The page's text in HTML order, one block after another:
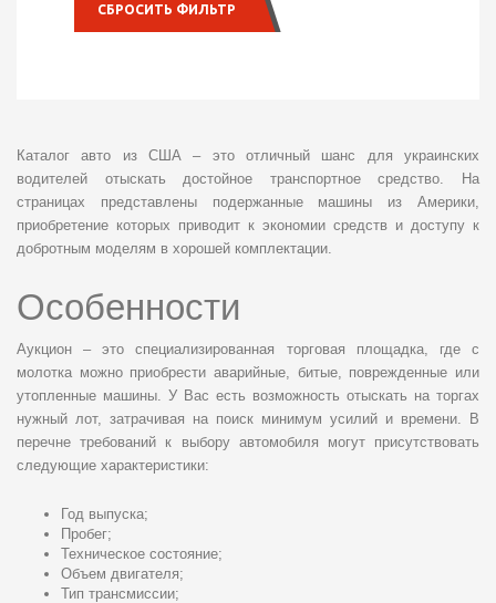
СБРОСИТЬ ФИЛЬТР
Каталог авто из США – это отличный шанс для украинских
водителей отыскать достойное транспортное средство. На
страницах представлены подержанные машины из Америки,
приобретение которых приводит к экономии средств и доступу к
добротным моделям в хорошей комплектации.
Особенности
Аукцион – это специализированная торговая площадка, где с
молотка можно приобрести аварийные, битые, поврежденные или
утопленные машины. У Вас есть возможность отыскать на торгах
нужный лот, затрачивая на поиск минимум усилий и времени. В
перечне требований к выбору автомобиля могут присутствовать
следующие характеристики:
Год выпуска;
Пробег;
Техническое состояние;
Объем двигателя;
Тип трансмиссии;